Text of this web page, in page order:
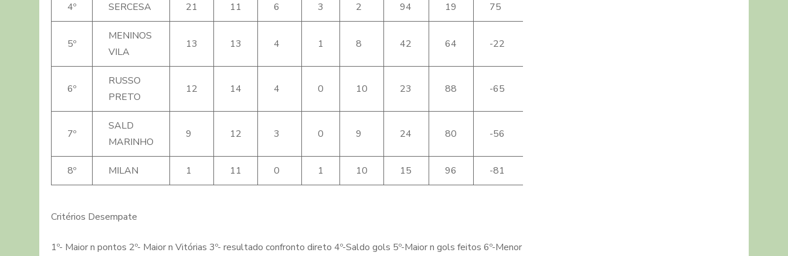
4º SERCESA 21 11 6 3 2 94 19 75
5º
MENINOS
VILA
13 13 4 1 8 42 64 -22
6º
RUSSO
PRETO
12 14 4 0 10 23 88 -65
7º
SALD
MARINHO
9 12 3 0 9 24 80 -56
8º MILAN 1 11 0 1 10 15 96 -81
Critérios Desempate
1º- Maior n pontos 2º- Maior n Vitórias 3º- resultado confronto direto 4º-Saldo gols 5º-Maior n gols feitos 6º-Menor